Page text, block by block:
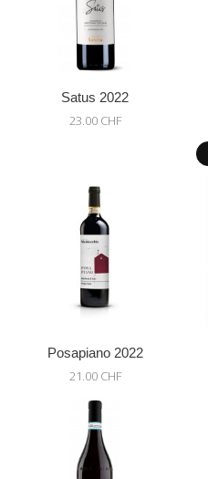
Satus 2022
23.00 CHF
Posapiano 2022
21.00 CHF